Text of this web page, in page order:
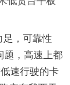
足，可靠性
题，高速上都
速行驶的卡